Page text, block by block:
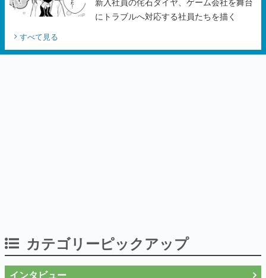
「現実より意味のある仮想世界を作る」
──『EVE Online』の生みの親が18年掲げ